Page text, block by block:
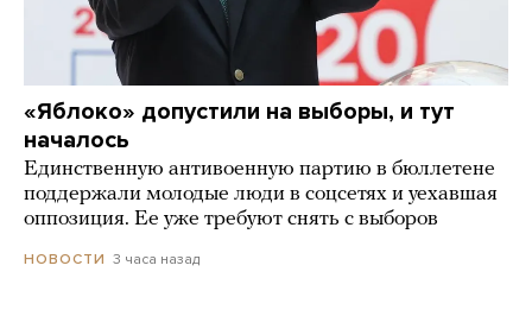
«Яблоко» допустили на выборы, и тут
началось
Единственную антивоенную партию в бюллетене
поддержали молодые люди в соцсетях и уехавшая
оппозиция. Ее уже требуют снять с выборов
НОВОСТИ 3 часа назад